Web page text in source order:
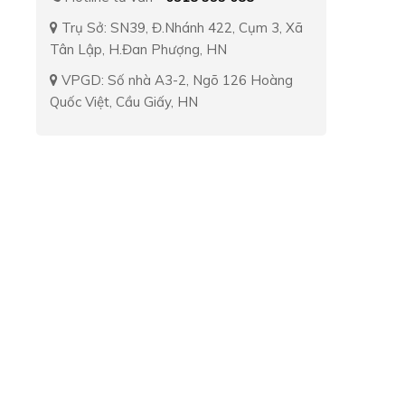
Trụ Sở: SN39, Đ.Nhánh 422, Cụm 3, Xã
Tân Lập, H.Đan Phượng, HN
VPGD: Số nhà A3-2, Ngõ 126 Hoàng
Quốc Việt, Cầu Giấy, HN